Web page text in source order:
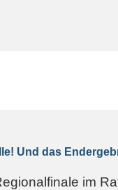
Und das
im